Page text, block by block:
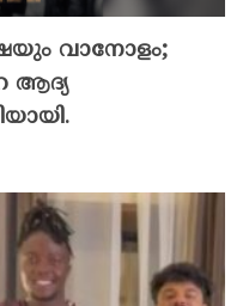
വാനോളം;
ആദ്യ